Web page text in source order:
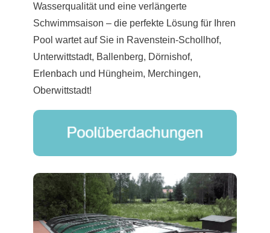
Wasserqualität und eine verlängerte
Schwimmsaison – die perfekte Lösung für Ihren
Pool wartet auf Sie in Ravenstein-Schollhof,
Unterwittstadt, Ballenberg, Dörnishof,
Erlenbach und Hüngheim, Merchingen,
Oberwittstadt!